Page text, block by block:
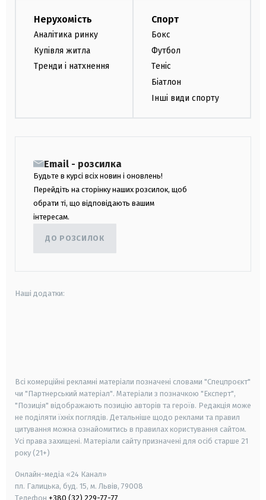
Нерухомість
Аналітика ринку
Купівля житла
Тренди і натхнення
Спорт
Бокс
Футбол
Теніс
Біатлон
Інші види спорту
Email - розсилка
Будьте в курсі всіх новин і оновлень!
Перейдіть на сторінку наших розсилок, щоб
обрати ті, що відповідають вашим
інтересам.
ДО РОЗСИЛОК
Наші додатки:
Всі комерційні рекламні матеріали позначені словами "Спецпроєкт"
чи "Партнерський матеріал". Матеріали з позначкою "Експерт",
"Позиція" відображають позицію авторів та героїв. Редакція може
не поділяти їхніх поглядів. Детальніше щодо реклами та правил
цитування можна ознайомитись в правилах користування сайтом.
Усі права захищені. Матеріали сайту призначені для осіб старше 21
року (21+)
Онлайн-медіа «24 Канал»
пл. Галицька, буд. 15, м. Львів, 79008
Телефон +380 (32) 229-77-77